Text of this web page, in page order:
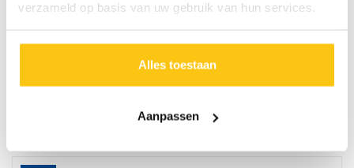
verzameld op basis van uw gebruik van hun services.
Alles toestaan
Aanpassen
Hoeven
Met name reisgids Richard heeft ervoor gezorgd